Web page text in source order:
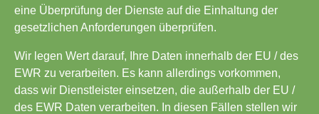
eine Überprüfung der Dienste auf die Einhaltung der
gesetzlichen Anforderungen überprüfen.
Wir legen Wert darauf, Ihre Daten innerhalb der EU / des
EWR zu verarbeiten. Es kann allerdings vorkommen,
dass wir Dienstleister einsetzen, die außerhalb der EU /
des EWR Daten verarbeiten. In diesen Fällen stellen wir